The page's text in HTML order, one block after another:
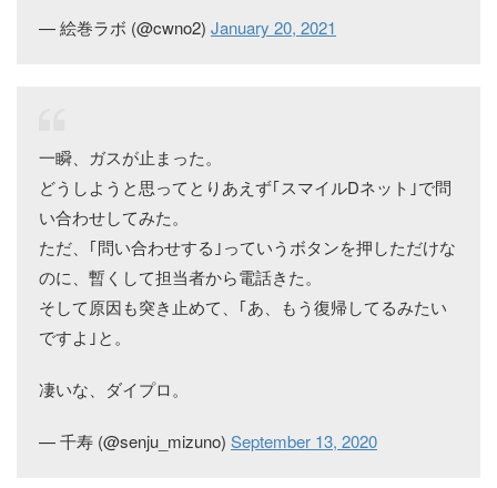
— 絵巻ラボ (@cwno2) January 20, 2021
一瞬、ガスが止まった。
どうしようと思ってとりあえず｢スマイルDネット｣で問
い合わせしてみた。
ただ、｢問い合わせする｣っていうボタンを押しただけな
のに、暫くして担当者から電話きた。
そして原因も突き止めて、｢あ、もう復帰してるみたい
ですよ｣と。
凄いな、ダイプロ。
— 千寿 (@senju_mizuno) September 13, 2020